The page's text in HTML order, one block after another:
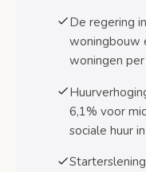
regelingen
De regering
woningbouw
woningen per
6,1% voor
sociale huur